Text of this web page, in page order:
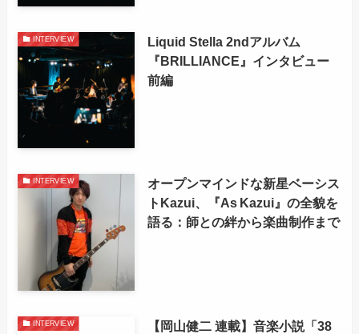
INTERVIEW
Liquid Stella 2ndアルバム
『BRILLIANCE』インタビュー
前編
INTERVIEW
オープンマインドな新星ベーシス
トKazui、『As Kazui』の全貌を
語る：師との絆から楽曲制作まで
INTERVIEW
【岡山健二 連載】音楽小説「38